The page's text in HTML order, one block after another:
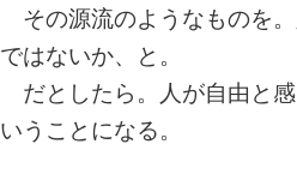
その源流のようなものを
ではないか、と。
だとしたら。人が自由と
いうことになる。